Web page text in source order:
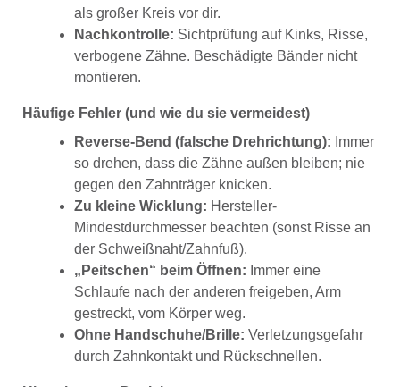
als großer Kreis vor dir.
Nachkontrolle: Sichtprüfung auf Kinks, Risse,
verbogene Zähne. Beschädigte Bänder nicht
montieren.
Häufige Fehler (und wie du sie vermeidest)
Reverse-Bend (falsche Drehrichtung): Immer
so drehen, dass die Zähne außen bleiben; nie
gegen den Zahnträger knicken.
Zu kleine Wicklung: Hersteller-
Mindestdurchmesser beachten (sonst Risse an
der Schweißnaht/Zahnfuß).
„Peitschen“ beim Öffnen: Immer eine
Schlaufe nach der anderen freigeben, Arm
gestreckt, vom Körper weg.
Ohne Handschuhe/Brille: Verletzungsgefahr
durch Zahnkontakt und Rückschnellen.